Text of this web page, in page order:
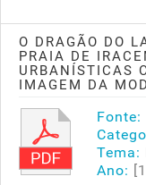
O DRAGÃO DO
PRAIA DE
URBANÍSTICAS
IMAGEM DA
Fonte:
Tema:
Ano: